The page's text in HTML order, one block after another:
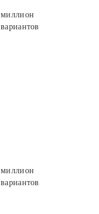
миллион
вариантов
миллион
вариантов